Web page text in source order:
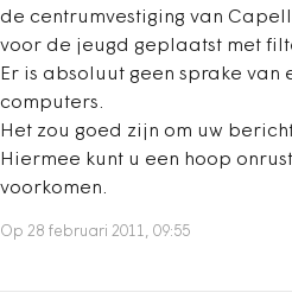
de centrumvestiging van
voor de jeugd geplaatst met
Er is absoluut geen sprake
computers.
Het zou goed zijn om uw
Hiermee kunt u een hoop
voorkomen.
Op 28 februari 2011, 09:55